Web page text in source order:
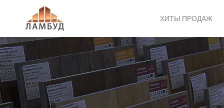
ХИТЫ ПРОДАЖ